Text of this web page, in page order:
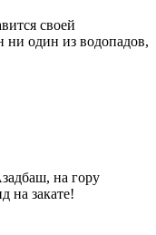
своей
ни один из водопадов,
на гору
на закате!